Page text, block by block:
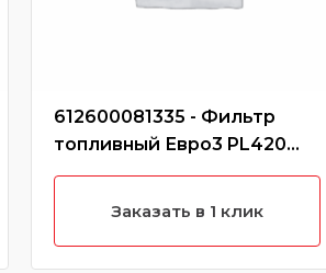
612600081335 - Фильтр
топливный Евро3 PL420
грубой очистки (Без
Заказать в 1 клик